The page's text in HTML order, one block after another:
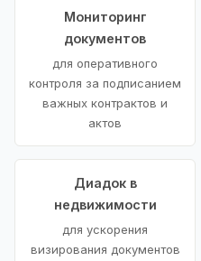
Мониторинг
документов
для оперативного
контроля за подписанием
важных контрактов и
актов
Диадок в
недвижимости
для ускорения
визирования документов